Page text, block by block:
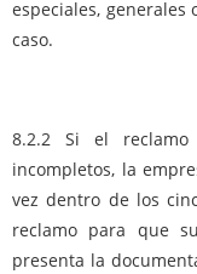
especiales, generales
caso.
8.2.2 Si el reclamo
incompletos, la
vez dentro de los
reclamo para que
presenta la